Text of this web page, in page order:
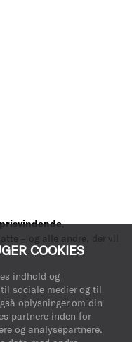
COOKIES
indhold og
sociale medier og til
oplysninger om din
partnere inden for
og analysepartnere.
prisvindende,
– og alle andre, der vil